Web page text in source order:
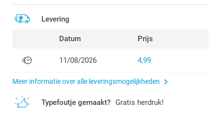
Levering
Datum Prijs
11/08/2026 4,99
Meer informatie over alle leveringsmogelijkheden
Typefoutje gemaakt? Gratis herdruk!